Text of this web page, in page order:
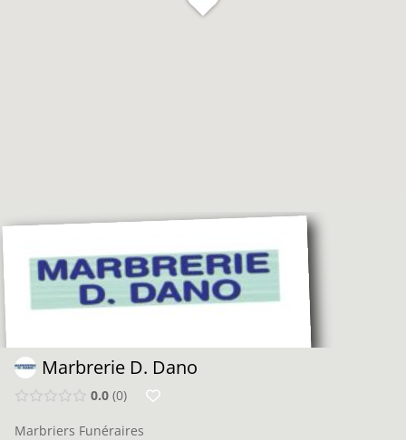
Marbrerie D. Dano
0.0 0
Marbriers Funéraires